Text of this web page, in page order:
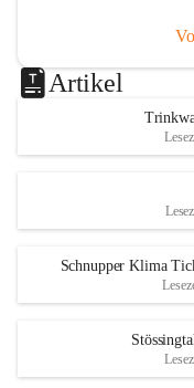
Artikel
Schnupper Klima